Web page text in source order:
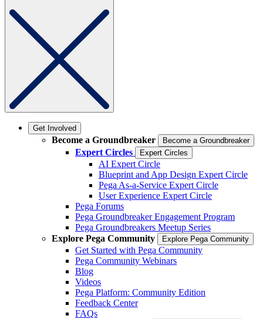
Get Involved
Become a Groundbreaker Become a Groundbreaker
Expert Circles Expert Circles
AI Expert Circle
Blueprint and App Design Expert Circle
Pega As-a-Service Expert Circle
User Experience Expert Circle
Pega Forums
Pega Groundbreaker Engagement Program
Pega Groundbreakers Meetup Series
Explore Pega Community
Explore Pega Community
Get Started with Pega Community
Pega Community Webinars
Blog
Videos
Pega Platform: Community Edition
Feedback Center
FAQs